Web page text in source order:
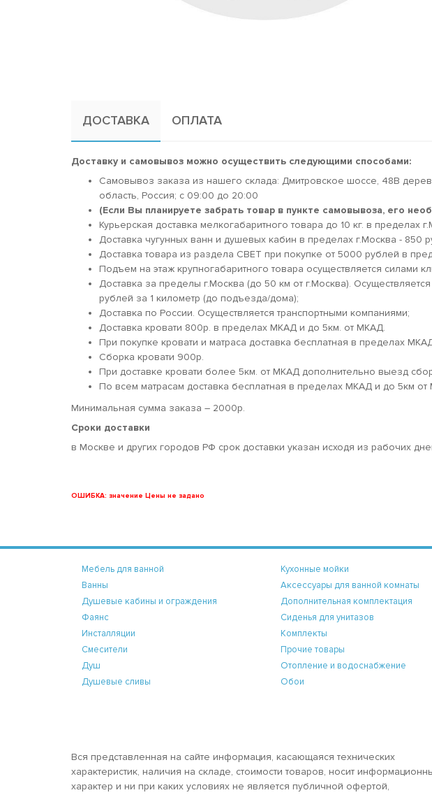
ДОСТАВКА ОПЛАТА
Доставку и самовывоз можно осуществить следующими способами:
Самовывоз заказа из нашего склада: Дмитровское шоссе, 48В
область, Россия; c 09:00 до 20:00
(Если Вы планируете забрать товар в пункте самовывоза, его
Курьерская доставка мелкогабаритного товара до 10 кг. в пределах
Доставка чугунных ванн и душевых кабин в пределах г.Москва - 850
Доставка товара из раздела СВЕТ при покупке от 5000 рублей в
Подъем на этаж крупногабаритного товара осуществляется силами
Доставка за пределы г.Москва (до 50 км от г.Москва).
рублей за 1 километр (до подъезда/дома);
Доставка по России. Осуществляется транспортными компаниями;
Доставка кровати 800р. в пределах МКАД и до 5км. от МКАД.
При покупке кровати и матраса доставка бесплатная в пределах
Сборка кровати 900р.
При доставке кровати более 5км. от МКАД дополнительно выезд
По всем матрасам доставка бесплатная в пределах МКАД и до 5км
Минимальная сумма заказа – 2000р.
Сроки доставки
в Москве и других городов РФ срок доставки указан исходя из рабочих
ОШИБКА: значение Цены не задано
Мебель для ванной
Ванны
Душевые кабины и ограждения
Фаянс
Инсталляции
Смесители
Душ
Душевые сливы
Кухонные мойки
Аксессуары для ванной комнаты
Дополнительная комплектация
Сиденья для унитазов
Комплекты
Прочие товары
Отопление и водоснабжение
Обои
Вся представленная на сайте информация, касающаяся технических
характеристик, наличия на складе, стоимости товаров, носит
характер и ни при каких условиях не является публичной офертой,